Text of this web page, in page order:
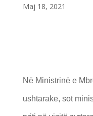
Maj 18, 2021
Në Ministrinë e
ushtarake, sot